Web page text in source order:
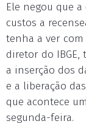
Ele negou que
custos a
tenha a ver
diretor do
a inserção dos
e a liberação
que acontece
segunda-feira.